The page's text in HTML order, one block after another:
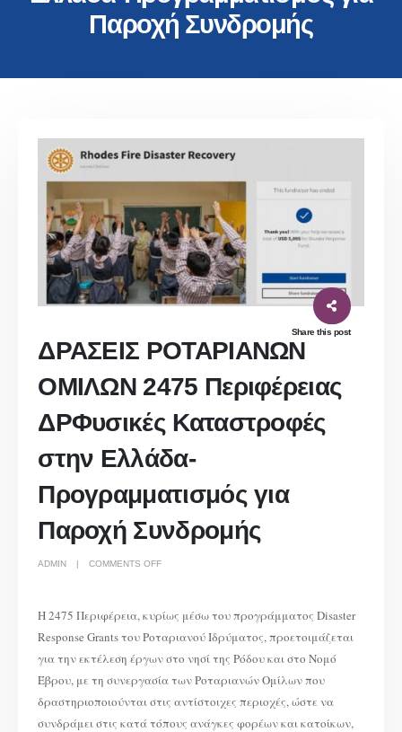
Παροχή Συνδρομής
Share this post
ΔΡΑΣΕΙΣ ΡΟΤΑΡΙΑΝΩΝ
ΟΜΙΛΩΝ 2475 Περιφέρειας
ΔΡΦυσικές Καταστροφές
στην Ελλάδα-
Προγραμματισμός για
Παροχή Συνδρομής
ADMIN COMMENTS OFFON
ΔΡΦΥΣΙΚΕΣ
ΚΑΤΑΣΤΡΟΦΕΣ
ΣΤΗΝ
ΕΛΛΑΔΑ-
ΓΙΑ
ΣΥΝΔΡΟΜΗΣ
Η 2475 Περιφέρεια, κυρίως μέσω του προγράμματος Disaster
Response Grants του Ροταριανού Ιδρύματος, προετοιμάζεται
για την εκτέλεση έργων στο νησί της Ρόδου και στο Νομό
Έβρου, με τη συνεργασία των Ροταριανών Ομίλων που
δραστηριοποιούνται στις αντίστοιχες περιοχές, ώστε να
συνδράμει στις κατά τόπους ανάγκες φορέων και κατοίκων,